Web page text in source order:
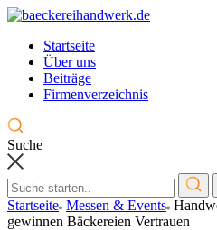
Skip
contentStartseite
Über uns
Beiträge
Firmenverzeichnis
Suche
Startseite Messen & Events
gewinnen Bäckereien Vertrauen